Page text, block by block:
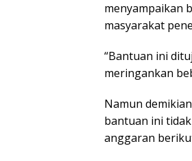
menyampaikan
masyarakat
“Bantuan ini
meringankan
Namun
bantuan ini
anggaran